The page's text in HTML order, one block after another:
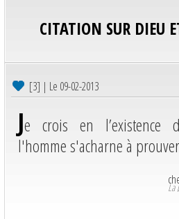
CITATION SUR DIEU
[3] | Le 09-02-2013
Je crois en l’existence
l'homme s'acharne à
La